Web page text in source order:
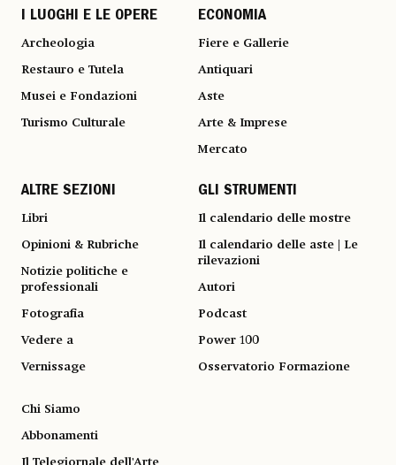
I LUOGHI E LE OPERE
Archeologia
Restauro e Tutela
Musei e Fondazioni
Turismo Culturale
ECONOMIA
Fiere e Gallerie
Antiquari
Aste
Arte & Imprese
Mercato
ALTRE SEZIONI
Libri
Opinioni & Rubriche
Notizie politiche e
professionali
Fotografia
Vedere a
Vernissage
GLI STRUMENTI
Il calendario delle mostre
Il calendario delle aste | Le
rilevazioni
Autori
Podcast
Power 100
Osservatorio Formazione
Chi Siamo
Abbonamenti
Il Telegiornale dell'Arte